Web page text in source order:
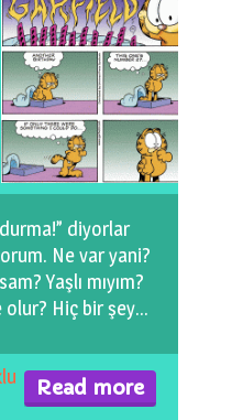
durma!” diyorlar
Ne var yani?
Yaşlı mıyım?
olur? Hiç bir şey…
Read more